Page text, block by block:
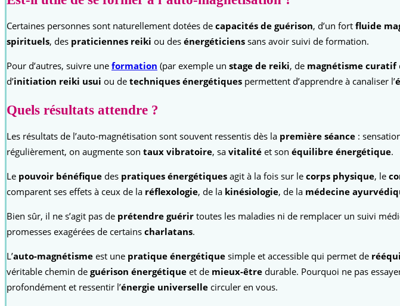
Certaines personnes sont naturellement dotées de capacités de guérison, d’un fort fluide
spirituels, des praticiennes reiki ou des énergéticiens sans avoir suivi de formation.
Pour d’autres, suivre une formation (par exemple un stage de reiki, de magnétisme curatif
d’initiation reiki usui ou de techniques énergétiques permettent d’apprendre à canaliser l’
Quels résultats attendre ?
Les résultats de l’auto-magnétisation sont souvent ressentis dès la première séance :
régulièrement, on augmente son taux vibratoire, sa vitalité et son équilibre énergétique.
Le pouvoir bénéfique des pratiques énergétiques agit à la fois sur le corps physique, le
comparent ses effets à ceux de la réflexologie, de la kinésiologie, de la médecine
Bien sûr, il ne s’agit pas de prétendre guérir toutes les maladies ni de remplacer un suivi
promesses exagérées de certains charlatans.
L’auto-magnétisme est une pratique énergétique simple et accessible qui permet de
véritable chemin de guérison énergétique et de mieux-être durable. Pourquoi ne pas
profondément et ressentir l’énergie universelle circuler en vous.